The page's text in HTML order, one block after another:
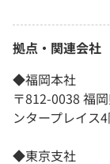
拠点・関連会社
◆福岡本社
〒812-0038 福
ンタープレイス
◆東京支社